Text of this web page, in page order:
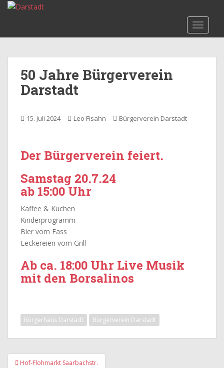
p
50 Jahre Bürgerverein
Darstadt
15. Juli 2024 Leo Fisahn Bürgerverein Darstadt
Der Bürgerverein feiert.
Samstag 20.7.24
ab 15:00 Uhr
Kaffee & Kuchen
Kinderprogramm
Bier vom Fass
Leckereien vom Grill
Ab ca. 18:00 Uhr Live Musik
mit den Borsalinos
Bürgerhaus Darstadt Bürgerverein Darstadt
Beitragsnavigation
Hof-Flohmarkt Saarbachstr.